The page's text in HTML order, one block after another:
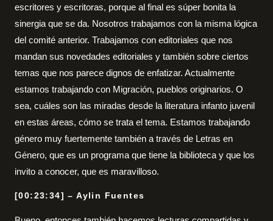
escritores y escritoras, porque al final es súper bonita la
sinergia que se da. Nosotros trabajamos con la misma lógica
del comité anterior. Trabajamos con editoriales que nos
mandan sus novedades editoriales y también sobre ciertos
temas que nos parece dignos de enfatizar. Actualmente
estamos trabajando con Migración, pueblos originarios. O
sea, cuáles son las miradas desde la literatura infanto juvenil
en estas áreas, cómo se trata el tema. Estamos trabajando
género muy fuertemente también a través de Letras en
Género, que es un programa que tiene la biblioteca y que los
invito a conocer, que es maravilloso.
[00:23:34] – Aylin Fuentes